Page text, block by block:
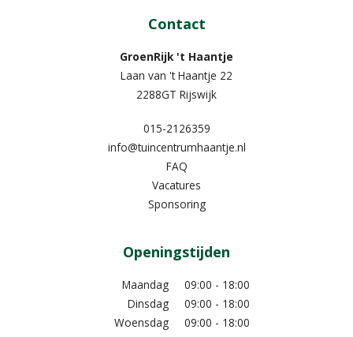
Contact
GroenRijk 't Haantje
Laan van 't Haantje 22
2288GT Rijswijk
015-2126359
info@tuincentrumhaantje.nl
FAQ
Vacatures
Sponsoring
Openingstijden
Maandag
09:00 - 18:00
Dinsdag
09:00 - 18:00
Woensdag
09:00 - 18:00